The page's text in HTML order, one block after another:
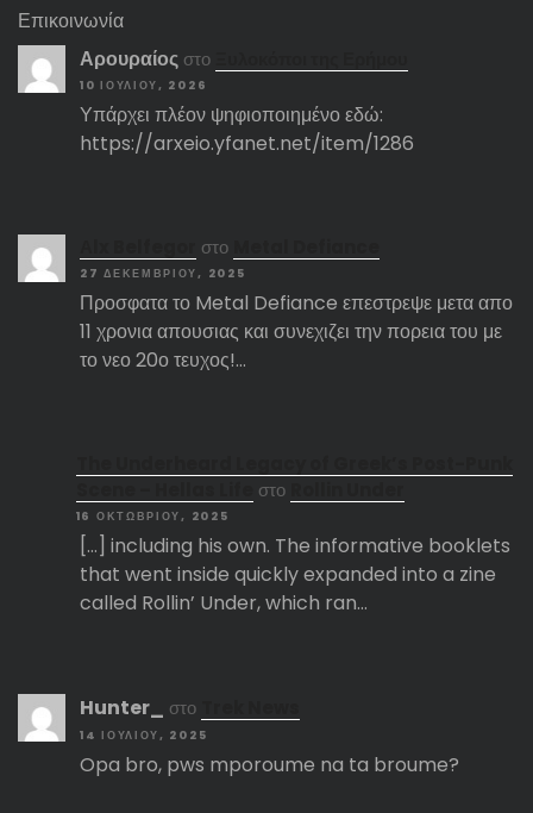
Επικοινωνία
Αρουραίος στο
10 ΙΟΥΛΊΟΥ, 2026
Υπάρχει πλέον ψηφιοποιημένο εδώ:
https://arxeio.yfanet.net/item/1286
στο
27 ΔΕΚΕΜΒΡΊΟΥ, 2025
Προσφατα το Metal Defiance επεστρεψε μετα απο
11 χρονια απουσιας και συνεχιζει την πορεια του με
το νεο 20ο τευχος!…
στο
16 ΟΚΤΩΒΡΊΟΥ, 2025
[…] including his own. The informative booklets
that went inside quickly expanded into a zine
called Rollin’ Under, which ran…
Hunter_ στο
14 ΙΟΥΛΊΟΥ, 2025
Opa bro, pws mporoume na ta broume?